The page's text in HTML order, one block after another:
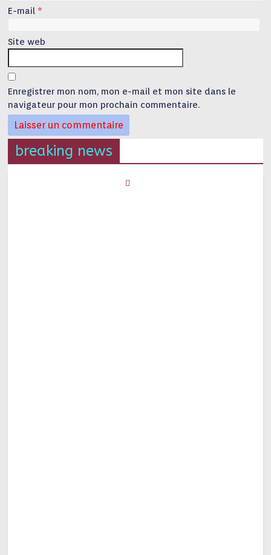
E-mail *
Site web
Enregistrer mon nom, mon e-mail et mon site dans le
navigateur pour mon prochain commentaire.
breaking news